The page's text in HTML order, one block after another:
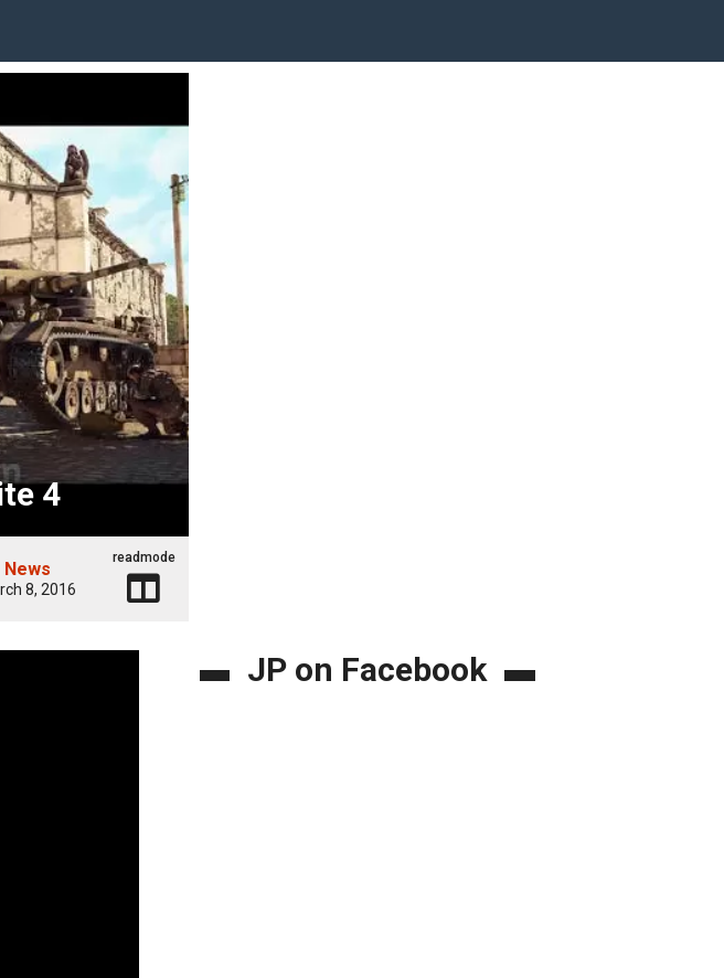
4
News
8, 2016
readmode
JP on Facebook